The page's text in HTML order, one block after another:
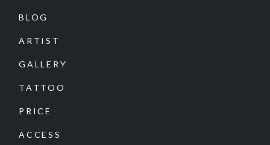
BLOG
ARTIST
GALLERY
TATTOO
PRICE
ACCESS